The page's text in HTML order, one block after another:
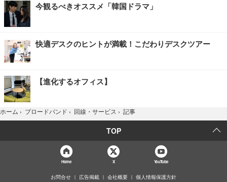
今観るべきオススメ「韓国ドラマ」
快適デスクのヒントが満載！こだわりデスクツアー
【進化するオフィス】
ホーム › ブロードバンド › 回線・サービス › 記事
TOP
Home X YouTube
お問合せ 広告掲載 会社概要 個人情報保護方針